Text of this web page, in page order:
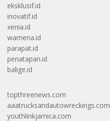
eksklusif.id
inovatif.id
xenia.id
wamena.id
parapat.id
penatapan.id
balige.id
topthreenews.com
aaatrucksandautowreckings.com
youthlinkjamica.com